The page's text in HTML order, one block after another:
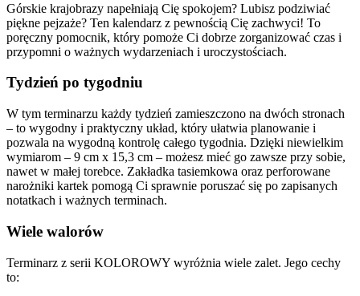
Górskie krajobrazy napełniają Cię spokojem? Lubisz podziwiać
piękne pejzaże? Ten kalendarz z pewnością Cię zachwyci! To
poręczny pomocnik, który pomoże Ci dobrze zorganizować czas i
przypomni o ważnych wydarzeniach i uroczystościach.
Tydzień po tygodniu
W tym terminarzu każdy tydzień zamieszczono na dwóch stronach
– to wygodny i praktyczny układ, który ułatwia planowanie i
pozwala na wygodną kontrolę całego tygodnia. Dzięki niewielkim
wymiarom – 9 cm x 15,3 cm – możesz mieć go zawsze przy sobie,
nawet w małej torebce. Zakładka tasiemkowa oraz perforowane
narożniki kartek pomogą Ci sprawnie poruszać się po zapisanych
notatkach i ważnych terminach.
Wiele walorów
Terminarz z serii KOLOROWY wyróżnia wiele zalet. Jego cechy
to: